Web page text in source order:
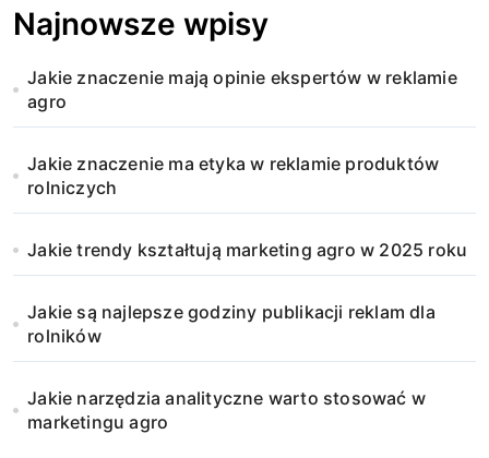
Najnowsze wpisy
Jakie znaczenie mają opinie ekspertów w reklamie
agro
Jakie znaczenie ma etyka w reklamie produktów
rolniczych
Jakie trendy kształtują marketing agro w 2025 roku
Jakie są najlepsze godziny publikacji reklam dla
rolników
Jakie narzędzia analityczne warto stosować w
marketingu agro